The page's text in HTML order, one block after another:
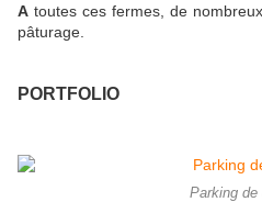
A toutes ces fermes, de
pâturage.
PORTFOLIO
Parking de